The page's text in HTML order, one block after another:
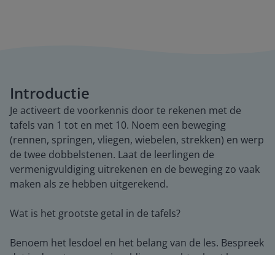
Introductie
Je activeert de voorkennis door te rekenen met de
tafels van 1 tot en met 10. Noem een beweging
(rennen, springen, vliegen, wiebelen, strekken) en werp
de twee dobbelstenen. Laat de leerlingen de
vermenigvuldiging uitrekenen en de beweging zo vaak
maken als ze hebben uitgerekend.
Wat is het grootste getal in de tafels?
Benoem het lesdoel en het belang van de les. Bespreek